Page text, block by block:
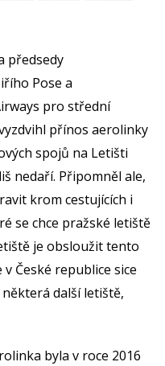
předsedy
Pose a
pro střední
přínos aerolinky
spojů na Letišti
nedaří. Připomněl ale,
krom cestujících i
se chce pražské letiště
je obsloužit tento
České republice sice
další letiště,
byla v roce 2016